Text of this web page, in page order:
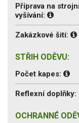
Příprava na
vyšívání:
Zakázkové šití:
STŘIH ODĚVU:
Počet kapes:
Reflexní doplňky:
OCHRANNÉ